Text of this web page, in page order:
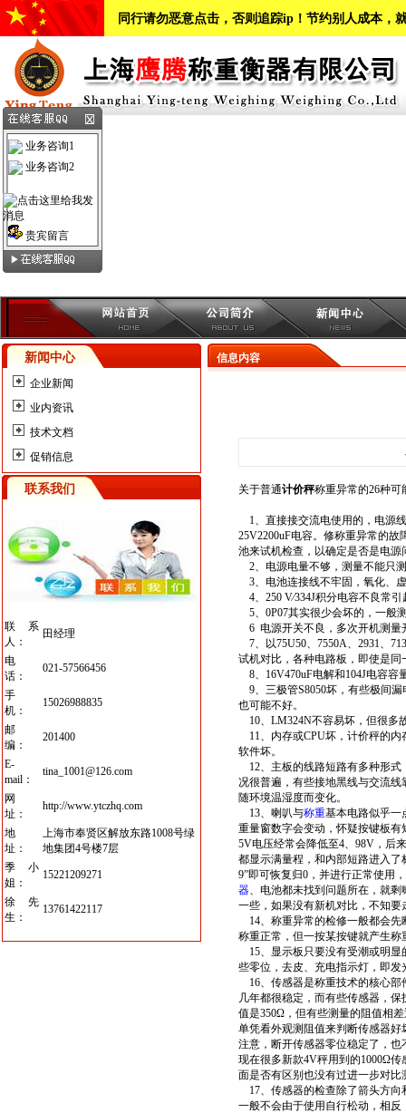
同行请勿恶意点击，否则追踪ip！节约别人成本，
新闻中心
企业新闻
业内资讯
技术文档
促销信息
联系我们
联系
人：
田经理
电
话：
021-57566456
手
机：
15026988835
邮
编：
201400
E-
mail：
tina_1001@126.com
网
址：
http://www.ytczhq.com
地
址：
上海市奉贤区解放东路1008号绿
地集团4号楼7层
季小
姐：
15221209271
徐先
生：
13761422117
信息内容
关于普通计价秤称重异常的26种可
1、直接接交流电使用的，电源
25V2200uF电容。修称重异常的
池来试机检查，以确定是否是电源
2、电源电量不够，测量不能只
3、电池连接线不牢固，氧化、
4、250 V∕334J积分电容不良常
5、0P07其实很少会坏的，一般
6 电源开关不良，多次开机测量
7、以75U50、7550A、2931、
试机对比，各种电路板，即使是
8、16V470uF电解和104J电容容
9、三极管S8050坏，有些极间
也可能不好。
10、LM324N不容易坏，但很多
11、内存或CPU坏，计价秤的内
软件坏。
12、主板的线路短路有多种形式
况很普遍，有些接地黑线与交流
随环境温湿度而变化。
13、喇叭与称重基本电路似乎一
重量窗数字会变动，怀疑按键板
5V电压经常会降低至4、98V，后
都显示满量程，和内部短路进入了
9”即可恢复归0，并进行正常使用
器、电池都未找到问题所在，就
一些，如果没有新机对比，不知
14、称重异常的检修一般都会先
称重正常，但一按某按键就产生称
15、显示板只要没有受潮或明显
些零位，去皮、充电指示灯，即
16、传感器是称重技术的核心部
几年都很稳定，而有些传感器，
值是350Ω，但有些测量的阻值相
单凭看外观测阻值来判断传感器
注意，断开传感器零位稳定了，
现在很多新款4V秤用到的1000Ω
面是否有区别也没有过进一步对比
17、传感器的检查除了箭头方向
一般不会由于使用自行松动，相
业务咨询1
业务咨询2
贵宾留言